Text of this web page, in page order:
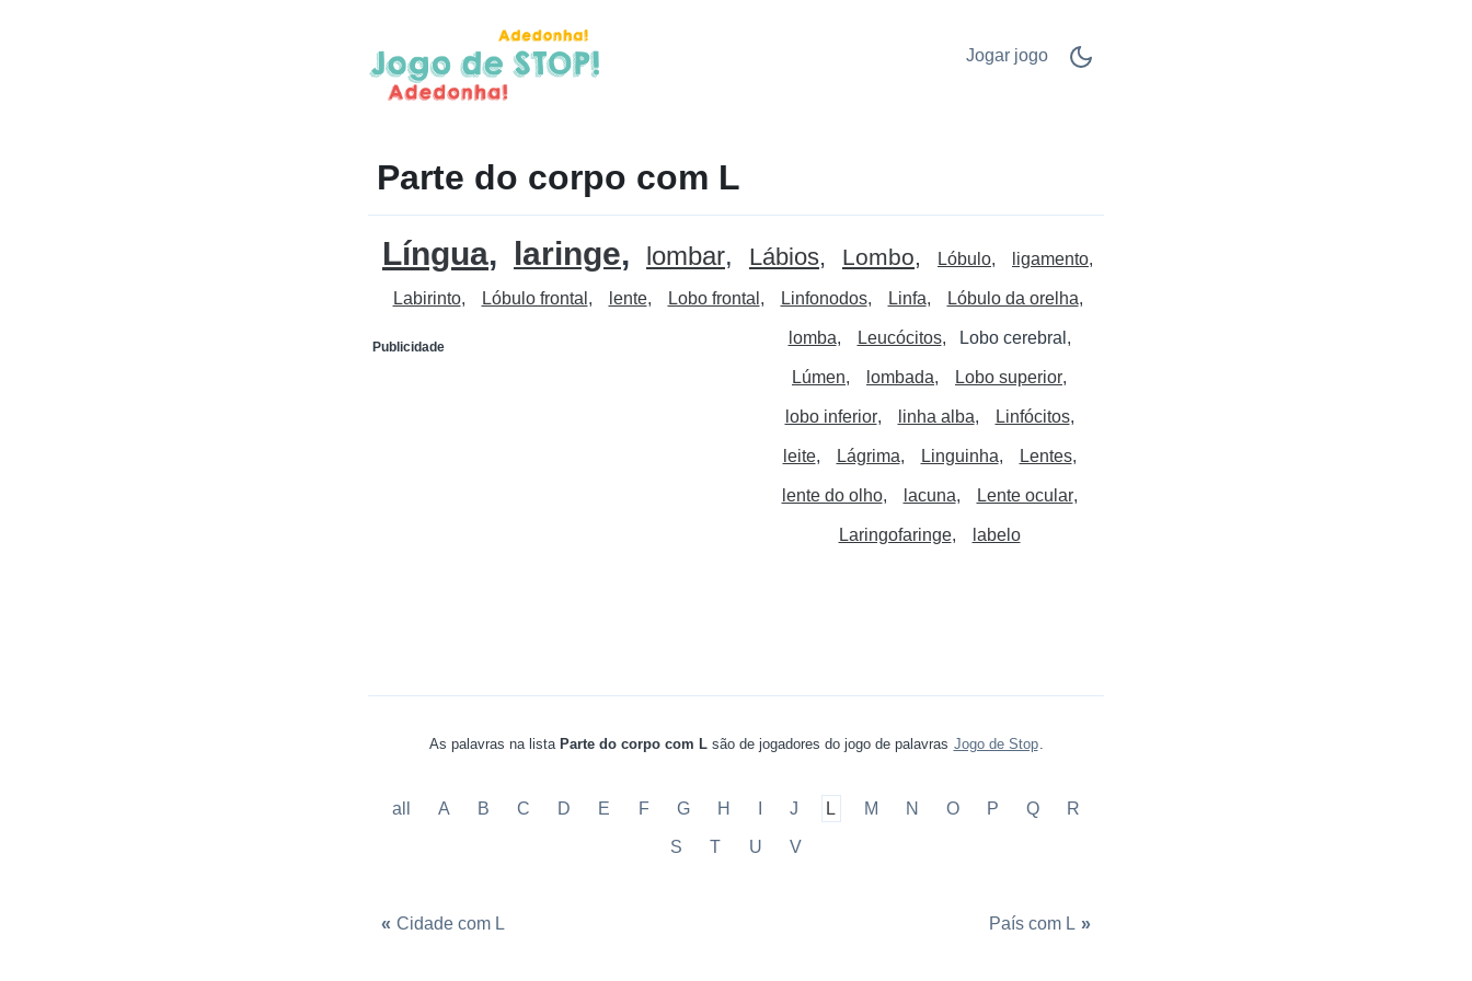
Jogar jogo
Parte do corpo com L
Língua laringe lombar Lábios Lombo Lóbulo ligamento
Labirinto Lóbulo frontal lente Lobo frontal Linfonodos Linfa Lóbulo da orelha
lomba
Publicidade Leucócitos Lobo cerebral
Lúmen lombada Lobo superior
lobo inferior linha alba Linfócitos
leite Lágrima Linguinha Lentes
lente do olho lacuna Lente ocular
Laringofaringe labelo
As palavras na lista Parte do corpo com Lsão de jogadores do jogo de palavras Jogo de Stop.
all A B C D E F G H J L M N O P Q R
S T U V
« Cidade com L País com L »